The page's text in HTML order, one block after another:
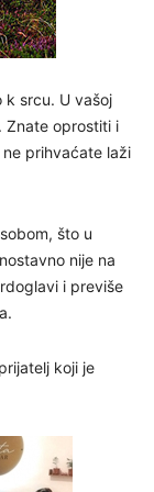
k srcu. U vašoj
Znate oprostiti i
prihvaćate laži
što u
nije na
i previše
koji je